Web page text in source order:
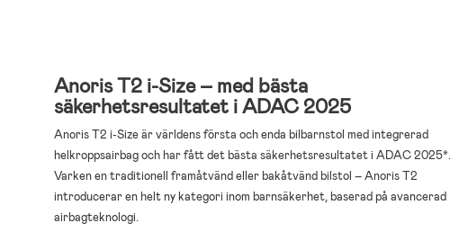
Anoris T2 i-Size – med bästa
säkerhetsresultatet i ADAC 2025
Anoris T2 i-Size är världens första och enda bilbarnstol med integrerad
helkroppsairbag och har fått det bästa säkerhetsresultatet i ADAC 2025*.
Varken en traditionell framåtvänd eller bakåtvänd bilstol – Anoris T2
introducerar en helt ny kategori inom barnsäkerhet, baserad på avancerad
airbagteknologi.